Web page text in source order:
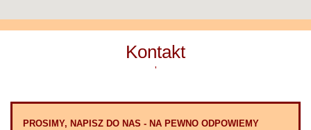
Kontakt
'
PROSIMY, NAPISZ DO NAS - NA PEWNO ODPOWIEMY